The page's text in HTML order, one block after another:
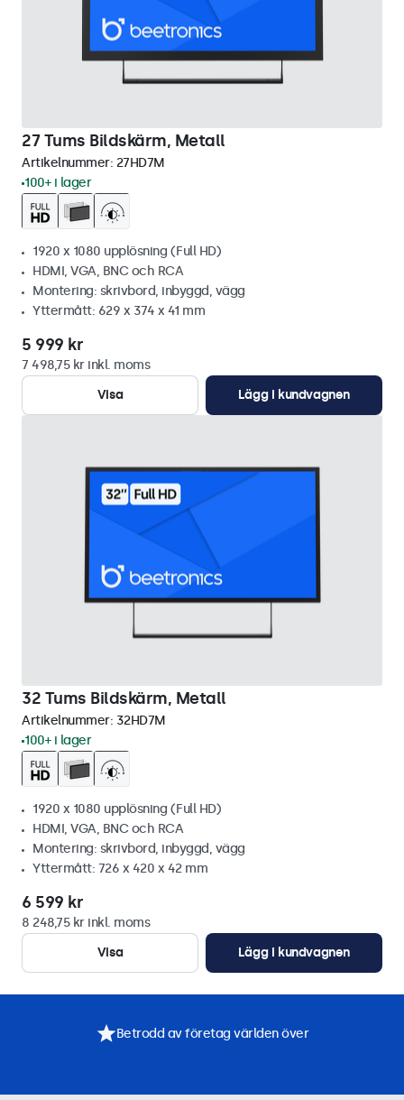
27 Tums Bildskärm, Metall
Artikelnummer: 27HD7M
100+ i lager
1920 x 1080 upplösning (Full HD)
HDMI, VGA, BNC och RCA
Montering: skrivbord, inbyggd, vägg
Yttermått: 629 x 374 x 41 mm
5 999 kr
7 498,75 kr inkl. moms
Visa
Lägg i kundvagnen
32 Tums Bildskärm, Metall
Artikelnummer: 32HD7M
100+ i lager
1920 x 1080 upplösning (Full HD)
HDMI, VGA, BNC och RCA
Montering: skrivbord, inbyggd, vägg
Yttermått: 726 x 420 x 42 mm
6 599 kr
8 248,75 kr inkl. moms
Visa
Lägg i kundvagnen
Betrodd av företag världen över